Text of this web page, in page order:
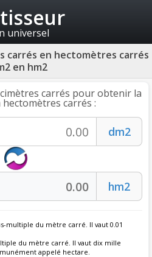
universel
carrés en hectomètres carrés
en hm2
carrés pour obtenir la
carrés :
multiple du mètre carré. Il vaut 0.01
du mètre carré. Il vaut dix mille
appelé hectare.